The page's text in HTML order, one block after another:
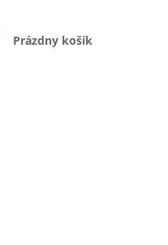
NÁKUPNÝ
KOŠÍK
Prázdny košík